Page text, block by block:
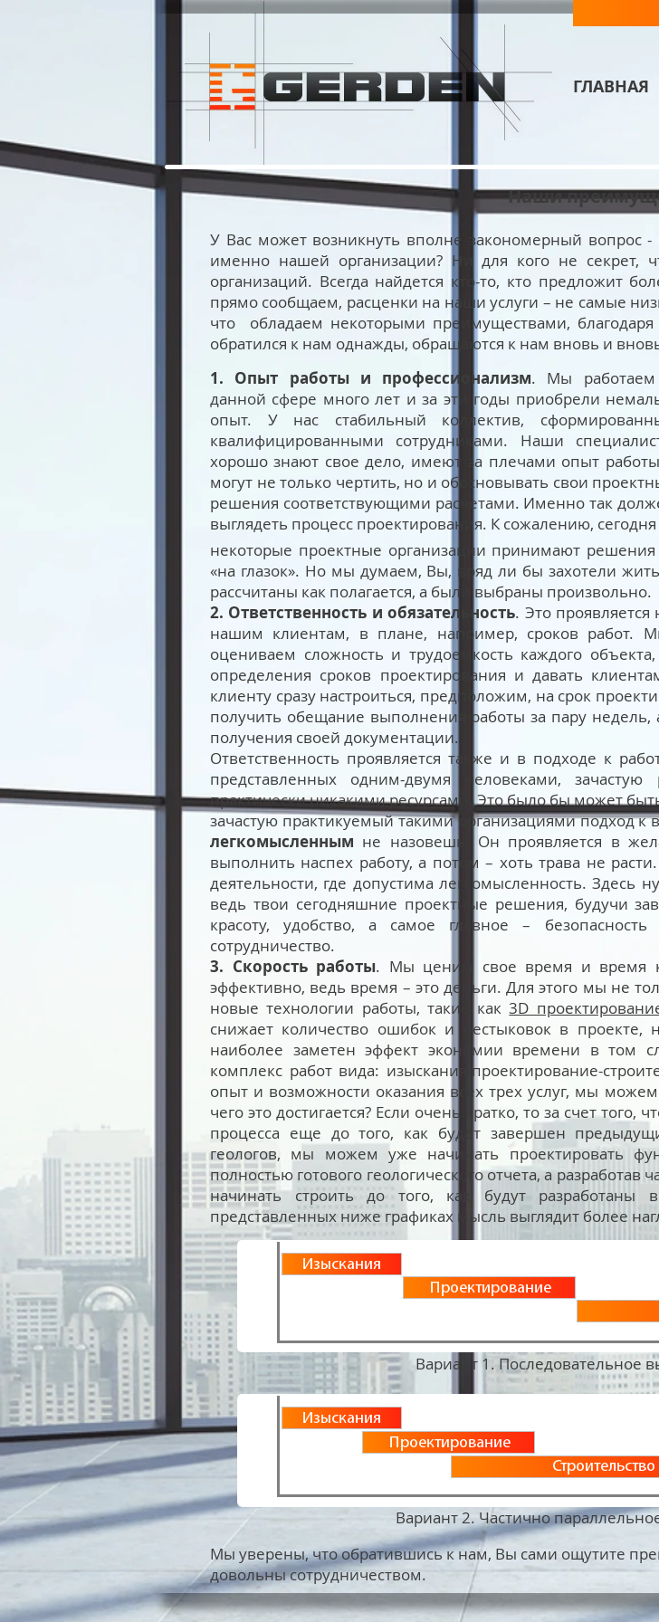
ГЛАВНАЯ
Наши
У Вас может возникнуть вполне закономерный вопрос -
именно нашей организации? Ни для кого не секрет,
организаций. Всегда найдется кто-то, кто предложит
прямо сообщаем, расценки на наши услуги – не самые
что обладаем некоторыми преимуществами,
обратился к нам однажды, обращаются к нам вновь и
1. Опыт работы и профессионализм. Мы
данной сфере много лет и за эти годы приобрели
опыт. У нас стабильный коллектив,
квалифицированными сотрудниками. Наши
хорошо знают свое дело, имеют за плечами опыт
могут не только чертить, но и обосновывать свои
решения соответствующими расчетами. Именно так
выглядеть процесс проектирования. К сожалению, сегодня
некоторые проектные организации принимают решения
«на глазок». Но мы думаем, Вы, вряд ли бы захотели
рассчитаны как полагается, а были выбраны произвольно.
2. Ответственность и обязательность. Это
нашим клиентам, в плане, например, сроков работ.
оцениваем сложность и трудоемкость каждого
определения сроков проектирования и давать
клиенту сразу настроиться, предположим, на срок
получить обещание выполнения работы за пару
получения своей документации.
Ответственность проявляется также и в подходе к
представленных одним-двумя человеками,
практически никакими ресурсами. Это было бы может
зачастую практикуемый такими организациями подход к
легкомысленным не назовешь. Он проявляется в
выполнить наспех работу, а потом – хоть трава не
деятельности, где допустима легкомысленность. Здесь
ведь твои сегодняшние проектные решения, будучи
красоту, удобство, а самое главное –
сотрудничество.
3. Скорость работы. Мы ценим свое время и время
эффективно, ведь время – это деньги. Для этого мы не
новые технологии работы, такие как3D
снижает количество ошибок и нестыковок в проекте,
наиболее заметен эффект экономии времени в том
комплекс работ вида: изыскания-проектирование-
опыт и возможности оказания всех трех услуг, мы
чего это достигается? Если очень кратко, то за счет
процесса еще до того, как будет завершен
геологов, мы можем уже начинать проектировать
полностью готового геологического отчета, а
начинать строить до того, как будут разработаны
представленных ниже графиках мысль выглядит более
Вариант 1. Последовательное
Вариант 2. Частично
Мы уверены, что обратившись к нам, Вы сами ощутите
довольны сотрудничеством.